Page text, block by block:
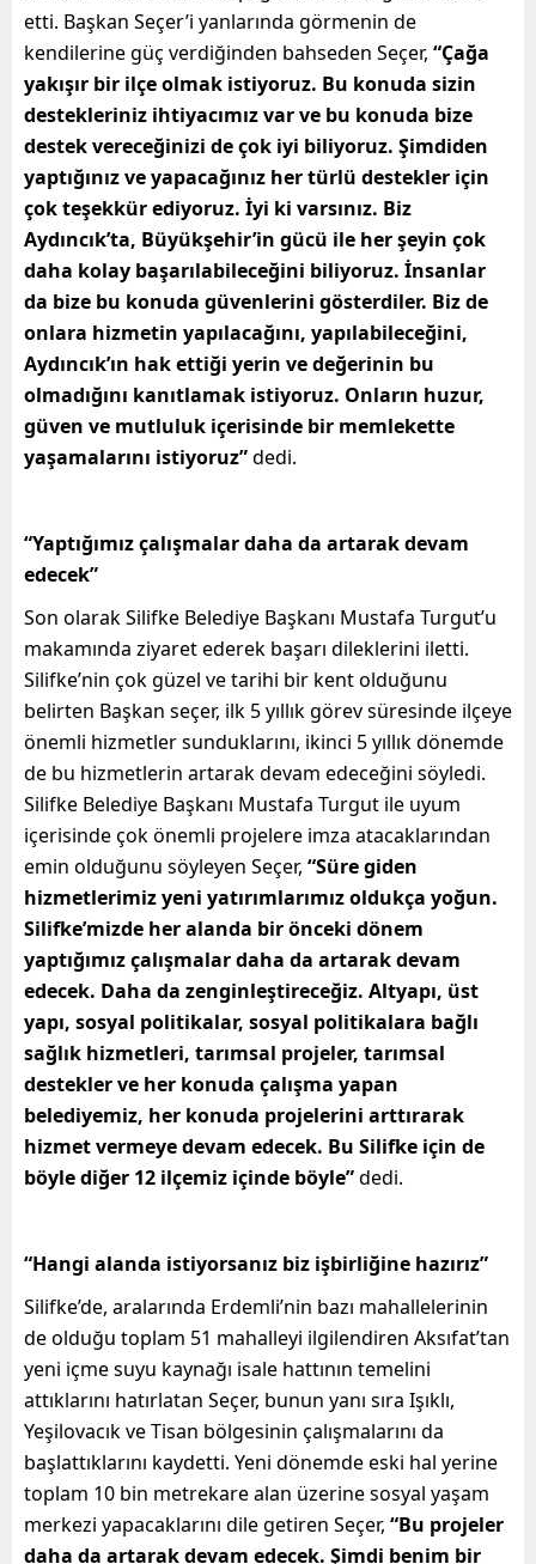
etti. Başkan Seçer’i yanlarında görmenin de
kendilerine güç verdiğinden bahseden Seçer, “Çağa
yakışır bir ilçe olmak istiyoruz. Bu konuda sizin
destekleriniz ihtiyacımız var ve bu konuda bize
destek vereceğinizi de çok iyi biliyoruz. Şimdiden
yaptığınız ve yapacağınız her türlü destekler için
çok teşekkür ediyoruz. İyi ki varsınız. Biz
Aydıncık’ta, Büyükşehir’in gücü ile her şeyin çok
daha kolay başarılabileceğini biliyoruz. İnsanlar
da bize bu konuda güvenlerini gösterdiler. Biz de
onlara hizmetin yapılacağını, yapılabileceğini,
Aydıncık’ın hak ettiği yerin ve değerinin bu
olmadığını kanıtlamak istiyoruz. Onların huzur,
güven ve mutluluk içerisinde bir memlekette
yaşamalarını istiyoruz”dedi.
“Yaptığımız çalışmalar daha da artarak devam
edecek”
Son olarak Silifke Belediye Başkanı Mustafa Turgut’u
makamında ziyaret ederek başarı dileklerini iletti.
Silifke’nin çok güzel ve tarihi bir kent olduğunu
belirten Başkan seçer, ilk 5 yıllık görev süresinde ilçeye
önemli hizmetler sunduklarını, ikinci 5 yıllık dönemde
de bu hizmetlerin artarak devam edeceğini söyledi.
Silifke Belediye Başkanı Mustafa Turgut ile uyum
içerisinde çok önemli projelere imza atacaklarından
emin olduğunu söyleyen Seçer, “Süre giden
hizmetlerimiz yeni yatırımlarımız oldukça yoğun.
Silifke’mizde her alanda bir önceki dönem
yaptığımız çalışmalar daha da artarak devam
edecek. Daha da zenginleştireceğiz. Altyapı, üst
yapı, sosyal politikalar, sosyal politikalara bağlı
sağlık hizmetleri, tarımsal projeler, tarımsal
destekler ve her konuda çalışma yapan
belediyemiz, her konuda projelerini arttırarak
hizmet vermeye devam edecek. Bu Silifke için de
böyle diğer 12 ilçemiz içinde böyle”dedi.
“Hangi alanda istiyorsanız biz işbirliğine hazırız”
Silifke’de, aralarında Erdemli’nin bazı mahallelerinin
de olduğu toplam 51 mahalleyi ilgilendiren Aksıfat’tan
yeni içme suyu kaynağı isale hattının temelini
attıklarını hatırlatan Seçer, bunun yanı sıra Işıklı,
Yeşilovacık ve Tisan bölgesinin çalışmalarını da
başlattıklarını kaydetti. Yeni dönemde eski hal yerine
toplam 10 bin metrekare alan üzerine sosyal yaşam
merkezi yapacaklarını dile getiren Seçer, “Bu projeler
daha da artarak devam edecek. Şimdi benim bir